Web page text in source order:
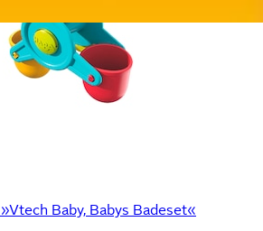
Baby, Babys Badeset«